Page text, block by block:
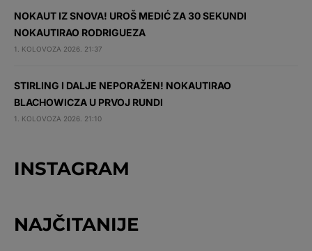
NOKAUT IZ SNOVA! UROŠ MEDIĆ ZA 30 SEKUNDI
NOKAUTIRAO RODRIGUEZA
1. KOLOVOZA 2026. 21:37
STIRLING I DALJE NEPORAŽEN! NOKAUTIRAO
BLACHOWICZA U PRVOJ RUNDI
1. KOLOVOZA 2026. 21:10
INSTAGRAM
NAJČITANIJE